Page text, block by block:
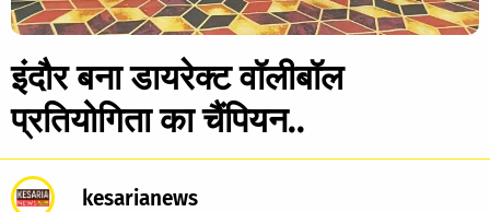
इंदौर बना डायरेक्ट वॉलीबॉल
प्रतियोगिता का चैंपियन..
kesarianews